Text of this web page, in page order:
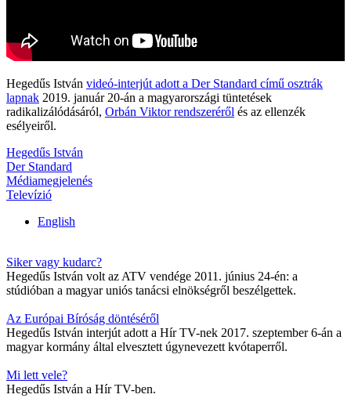
Hegedűs István videó-interjút adott a Der Standard című osztrák
lapnak 2019. január 20-án a magyarországi tüntetések
radikalizálódásáról, Orbán Viktor rendszeréről és az ellenzék
esélyeiről.
Hegedűs István
Der Standard
Médiamegjelenés
Televízió
English
Siker vagy kudarc?
Hegedűs István volt az ATV vendége 2011. június 24-én: a
stúdióban a magyar uniós tanácsi elnökségről beszélgettek.
Az Európai Bíróság döntéséről
Hegedűs István interjút adott a Hír TV-nek 2017. szeptember 6-án a
magyar kormány által elvesztett úgynevezett kvótaperről.
Mi lett vele?
Hegedűs István a Hír TV-ben.